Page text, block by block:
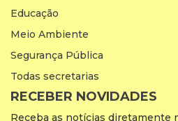
Educação
Meio Ambiente
Segurança Pública
Todas secretarias
RECEBER NOVIDADES
Receba as notícias diretamente